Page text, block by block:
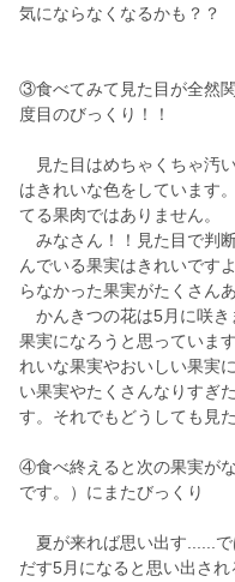
気にならなくなるかも？？
③食べてみて見た目が全然
度目のびっくり！！
見た目はめちゃくちゃ汚
はきれいな色をしています
てる果肉ではありません。
みなさん！！見た目で判
んでいる果実はきれいです
らなかった果実がたくさん
かんきつの花は5月に咲き
果実になろうと思っていま
れいな果実やおいしい果実
い果実やたくさんなりすぎ
す。それでもどうしても見
④食べ終えると次の果実が
です。）にまたびっくり
夏が来れば思い出す......で
だす5月になると思い出さ